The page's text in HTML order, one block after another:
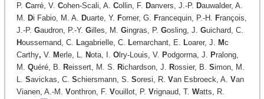
P. Carré, V. Cohen-Scali, A. Collin, F. Danvers, J.-P. Dauwalder, A.
M. Di Fabio, M. A. Duarte, Y. Forner, G. Francequin, P.-H. François,
J.-P. Gaudron, P.-Y. Gilles, M. Gingras, P. Gosling, J. Guichard, C.
Houssemand, C. Lagabrielle, C. Lemarchant, E. Loarer, J. Mc
Carthy, V. Merle, L. Nota, I. Olry-Louis, V. Podgorrna, J. Pralong,
M. Quéré, B. Reissert, M. S. Richardson, J. Rossier, B. Simon, M.
L. Savickas, C. Schiersmann, S. Soresi, R. Van Esbroeck, A. Van
Vianen, A.-M. Vonthron, F. Vouillot, P. Vrignaud, T. Watts, R.